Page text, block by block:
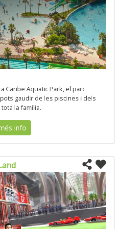
Caribe Aquatic Park, el parc
gaudir de les piscines i dels
la família.
info